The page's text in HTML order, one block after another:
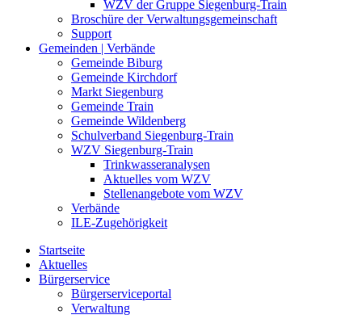
WZV der Gruppe Siegenburg-Train
Broschüre der Verwaltungsgemeinschaft
Support
Gemeinden | Verbände
Gemeinde Biburg
Gemeinde Kirchdorf
Markt Siegenburg
Gemeinde Train
Gemeinde Wildenberg
Schulverband Siegenburg-Train
WZV Siegenburg-Train
Trinkwasseranalysen
Aktuelles vom WZV
Stellenangebote vom WZV
Verbände
ILE-Zugehörigkeit
Startseite
Aktuelles
Bürgerservice
Bürgerserviceportal
Verwaltung